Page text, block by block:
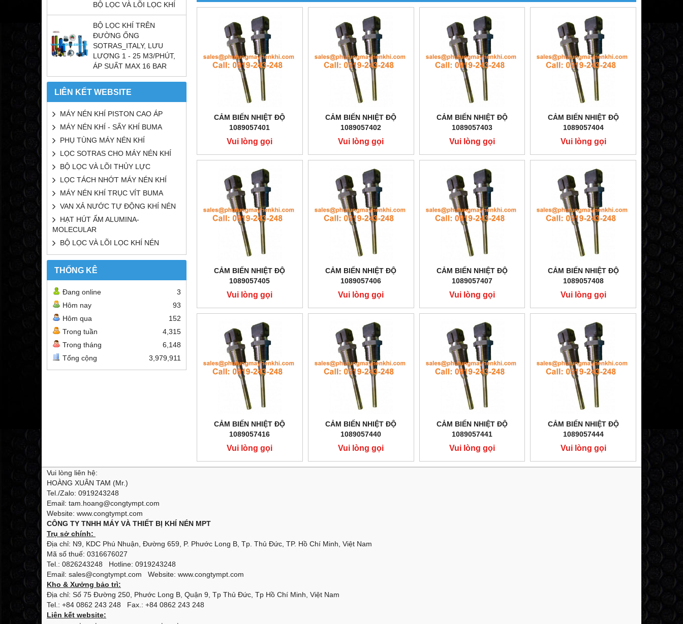
BỘ LỌC VÀ LÕI LỌC KHÍ
BỘ LỌC KHÍ TRÊN
ĐƯỜNG ỐNG
SOTRAS_ITALY, LƯU
LƯỢNG 1 - 25 M3/PHÚT,
ÁP SUẤT MAX 16 BAR
LIÊN KẾT WEBSITE
MÁY NÉN KHÍ PISTON CAO ÁP
MÁY NÉN KHÍ - SẤY KHÍ BUMA
PHỤ TÙNG MÁY NÉN KHÍ
LỌC SOTRAS CHO MÁY NÉN KHÍ
BỘ LỌC VÀ LÕI THỦY LỰC
LỌC TÁCH NHỚT MÁY NÉN KHÍ
MÁY NÉN KHÍ TRỤC VÍT BUMA
VAN XẢ NƯỚC TỰ ĐỘNG KHÍ NÉN
HẠT HÚT ẨM ALUMINA-
MOLECULAR
BỘ LỌC VÀ LÕI LỌC KHÍ NÉN
THỐNG KÊ
Đang online
3
Hôm nay
93
Hôm qua
152
Trong tuần
4,315
Trong tháng
6,148
Tổng cộng
3,979,911
CẢM BIẾN NHIỆT ĐỘ
1089057401
Vui lòng gọi
CẢM BIẾN NHIỆT ĐỘ
1089057402
Vui lòng gọi
CẢM BIẾN NHIỆT ĐỘ
1089057403
Vui lòng gọi
CẢM BIẾN NHIỆT ĐỘ
1089057404
Vui lòng gọi
CẢM BIẾN NHIỆT ĐỘ
1089057405
Vui lòng gọi
CẢM BIẾN NHIỆT ĐỘ
1089057406
Vui lòng gọi
CẢM BIẾN NHIỆT ĐỘ
1089057407
Vui lòng gọi
CẢM BIẾN NHIỆT ĐỘ
1089057408
Vui lòng gọi
CẢM BIẾN NHIỆT ĐỘ
1089057416
Vui lòng gọi
CẢM BIẾN NHIỆT ĐỘ
1089057440
Vui lòng gọi
CẢM BIẾN NHIỆT ĐỘ
1089057441
Vui lòng gọi
CẢM BIẾN NHIỆT ĐỘ
1089057444
Vui lòng gọi
Vui lòng liên hệ:
HOÀNG XUÂN TAM (Mr.)
Tel./Zalo: 0919243248
Email: tam.hoang@congtympt.com
Website: www.congtympt.com
CÔNG TY TNHH MÁY VÀ THIẾT BỊ KHÍ NÉN MPT
Trụ sở chính:
Địa chỉ: N9, KDC Phú Nhuận, Đường 659, P. Phước Long B, Tp. Thủ Đức, TP. Hồ Chí Minh, Việt Nam
Mã số thuế: 0316676027
Tel.: 0826243248 Hotline: 0919243248
Email: sales@congtympt.com Website: www.congtympt.com
Kho & Xưởng bảo trì:
Địa chỉ: Số 75 Đường 250, Phước Long B, Quận 9, Tp Thủ Đức, Tp Hồ Chí Minh, Việt Nam
Tel.: +84 0862 243 248 Fax.: +84 0862 243 248
Liên kết website: